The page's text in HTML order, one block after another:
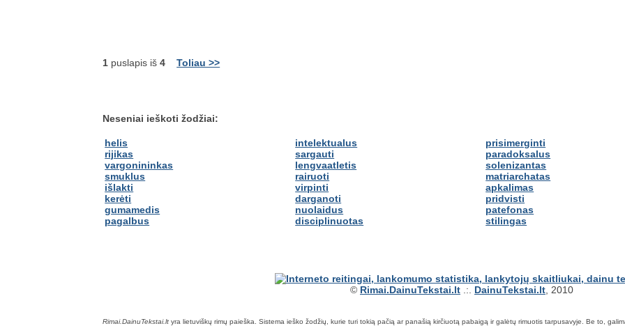
1 puslapis iš4 Toliau >>
Neseniai ieškoti žodžiai:
helis
rijikas
vargonininkas
smuklus
išlakti
kerėti
gumamedis
pagalbus
intelektualus
sargauti
lengvaatletis
rairuoti
virpinti
darganoti
nuolaidus
disciplinuotas
prisimerginti
paradoksalus
solenizantas
matriarchatas
apkalimas
pridvisti
patefonas
stilingas
© Rimai.DainuTekstai.lt .:. DainuTekstai.lt , 2010
Rimai.DainuTekstai.lt yra lietuviškų rimų paieška. Sistema ieško žodžių, kurie turi tokią pačią ar panašią kirčiuotą pabaigą ir galėtų rimuotis tarpusavyje. Be to,